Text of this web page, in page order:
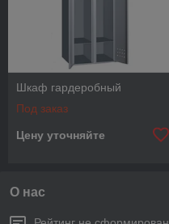
Шкаф гардеробный
Под заказ
Цену уточняйте
О нас